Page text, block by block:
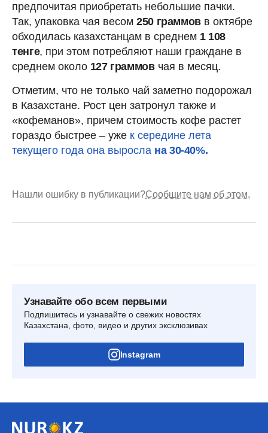
предпочитая приобретать небольшие пачки.
Так, упаковка чая весом 250 граммов в октябре
обходилась казахстанцам в среднем 1 108
тенге, при этом потребляют наши граждане в
среднем около 127 граммовчая в месяц.
Отметим, что не только чай заметно подорожал
в Казахстане. Рост цен затронул также и
«кофеманов», причем стоимость кофе растет
гораздо быстрее – уже к середине лета
текущего года она выросла на 30-40%.
Нашли ошибку в публикации?Сообщите нам об этом.
Узнавайте обо всем первыми
Подпишитесь и узнавайте о свежих новостях
Казахстана, фото, видео и других эксклюзивах
Instagram